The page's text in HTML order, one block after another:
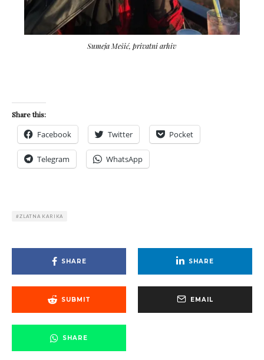
Sumeja Mešić, privatni arhiv
Share this:
Facebook Twitter Pocket
Telegram WhatsApp
ZLATNA KARIKA
SHARE SHARE
SUBMIT EMAIL
SHARE